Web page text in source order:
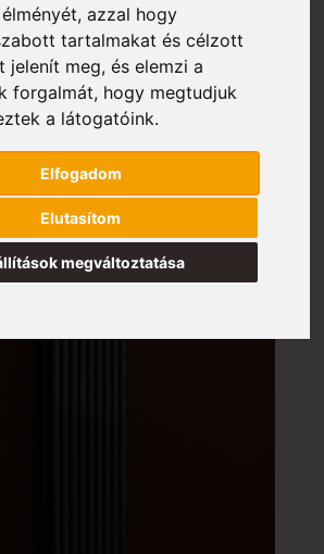
azzal hogy
tartalmakat és célzott
jelenít meg, és elemzi a
forgalmát, hogy megtudjuk
a látogatóink.
Elfogadom
Elutasítom
megváltoztatása